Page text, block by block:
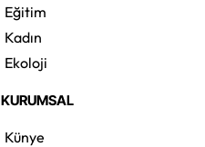
Eğitim
Kadın
Ekoloji
KURUMSAL
Künye